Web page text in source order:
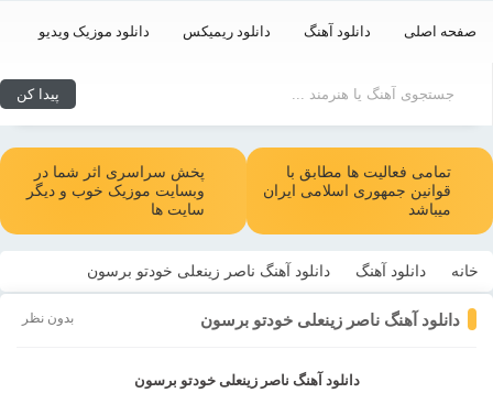
صفحه اصلی دانلود آهنگ دانلود ریمیکس دانلود موزیک ویدیو
تمامی فعالیت ها مطابق با
قوانین جمهوری اسلامی ایران
میباشد
پخش سراسری اثر شما در
وبسایت موزیک خوب و دیگر
سایت ها
خانه دانلود آهنگ دانلود آهنگ ناصر زینعلی خودتو برسون
دانلود آهنگ ناصر زینعلی خودتو برسون بدون نظر
دانلود آهنگ ناصر زینعلی خودتو برسون